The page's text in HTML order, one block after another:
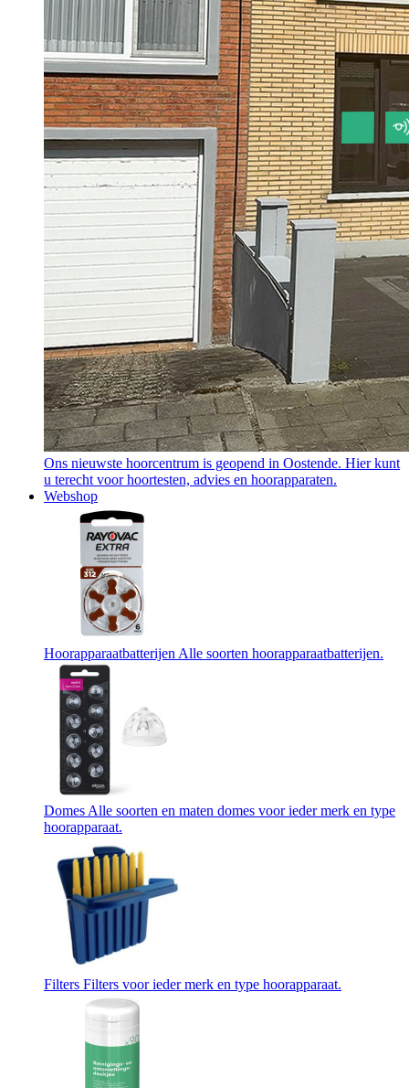
Ons nieuwste hoorcentrum is geopend in Oostende. Hier kunt
u terecht voor hoortesten, advies en hoorapparaten.
Webshop
Hoorapparaatbatterijen Alle soorten hoorapparaatbatterijen.
Domes Alle soorten en maten domes voor ieder merk en type
hoorapparaat.
Filters Filters voor ieder merk en type hoorapparaat.